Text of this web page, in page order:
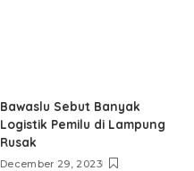
Bawaslu Sebut Banyak
Logistik Pemilu di Lampung
Rusak
December 29, 2023